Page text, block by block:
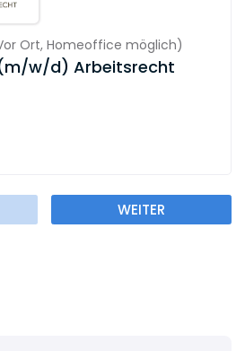
Ort, Homeoffice möglich)
w/d) Arbeitsrecht
WEITER